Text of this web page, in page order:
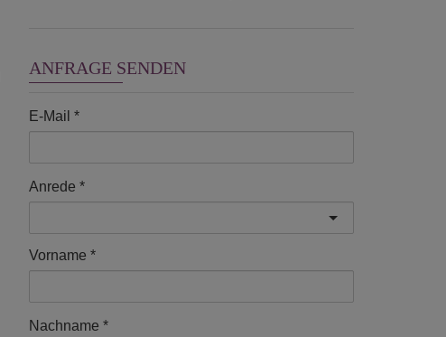
ANFRAGE SENDEN
E-Mail
Anrede
Vorname
Nachname